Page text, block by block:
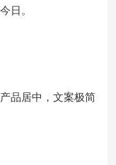
日。
品居中，文案极简